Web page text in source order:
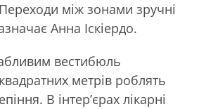
між зонами зручні
Анна Іскіердо.
вестибюль
метрів роблять
В інтер’єрах лікарні